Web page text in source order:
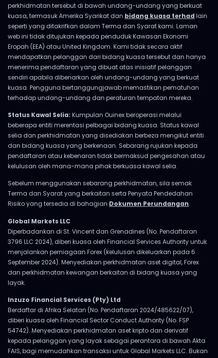
perkhidmatan tersebut di bawah undang-undang yang berkuat
kuasa, termasuk Amerika Syarikat dan bidang kuasa terhad lain
seperti yang ditakrifkan dalam Terma dan Syarat kami. Laman
web ini tidak ditujukan kepada penduduk Kawasan Ekonomi
Eropah (EEA) atau United Kingdom. Kami tidak secara aktif
mendapatkan pelanggan dari bidang kuasa tersebut dan hanya
menerima pendaftaran yang dibuat atas inisiatif pelanggan
sendiri apabila dibenarkan oleh undang-undang yang berkuat
kuasa. Pengguna bertanggungjawab memastikan pematuhan
terhadap undang-undang dan peraturan tempatan mereka.
Status Kawal Selia: Kumpulan Ouinex beroperasi melalui
beberapa entiti merentasi pelbagai bidang kuasa. Status kawal
selia dan perkhidmatan yang disediakan berbeza mengikut entiti
dan bidang kuasa yang berkenaan. Sebarang rujukan kepada
pendaftaran atau kebenaran tidak bermaksud pengesahan atau
kelulusan oleh mana-mana pihak berkuasa kawal selia.
Sebelum menggunakan sebarang perkhidmatan, sila semak
Terma dan Syarat yang berkaitan serta Penyata Pendedahan
Risiko yang tersedia di bahagian Dokumen Perundangan.
Global Markets LLC
Diperbadankan di St. Vincent dan Grenadines (No. Pendaftaran
3796 LLC 2024), diberi kuasa oleh Financial Services Authority untuk
menjalankan perniagaan Forex (kelulusan dikeluarkan pada 6
September 2024). Menyediakan perkhidmatan aset digital, Forex
dan perkhidmatan kewangan berkaitan di bidang kuasa yang
layak.
Inzuzo Financial Services (Pty) Ltd
Berdaftar di Afrika Selatan (No. Pendaftaran 2024/485622/07),
diberi kuasa oleh Financial Sector Conduct Authority (No. FSP
54742). Menyediakan perkhidmatan aset kripto dan derivatif
kepada pelanggan yang layak sebagai perantara di bawah Akta
FAIS, bagi memudahkan transaksi untuk Global Markets LLC. Bukan